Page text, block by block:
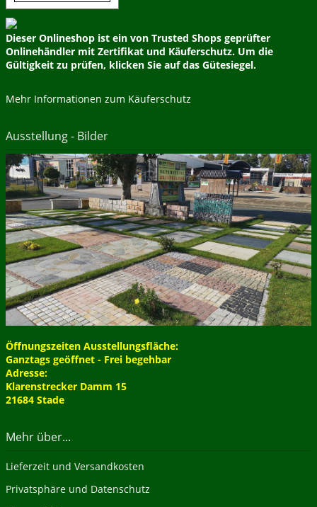
Dieser Onlineshop ist ein von Trusted Shops geprüfter
Onlinehändler mit Zertifikat und Käuferschutz. Um die
Gültigkeit zu prüfen, klicken Sie auf das Gütesiegel.
Mehr Informationen zum Käuferschutz
Ausstellung - Bilder
Öffnungszeiten Ausstellungsfläche:
Ganztags geöffnet - Frei begehbar
Adresse:
Klarenstrecker Damm 15
21684 Stade
Mehr über...
Lieferzeit und Versandkosten
Privatsphäre und Datenschutz